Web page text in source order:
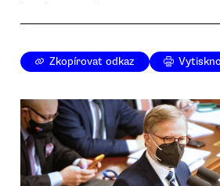
Zkopírovat odkaz